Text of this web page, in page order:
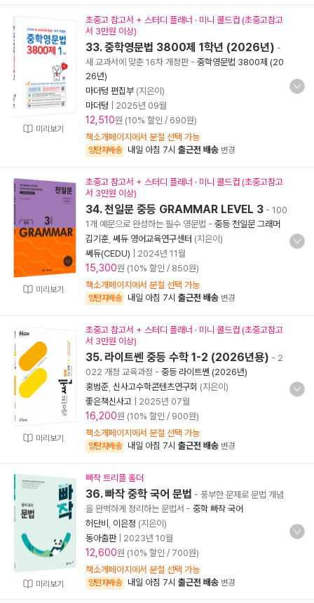
미리보기
초중고 참고서 + 스터디 플래너 · 미니 콜드컵 (초중고참고
서 3만원 이상)
33. 중학영문법 3800제 1학년 (2026년) -
새 교과서에 맞춘 16차 개정판- 중학영문법 3800제 (20
26년)
마더텅 편집부 (지은이)
마더텅
2025년 09월
12,510원 (10% 할인 / 690원)
책소개페이지에서 분철 선택 가능
양탄자배송 내일 아침 7시 출근전 배송 변경
미리보기
초중고 참고서 + 스터디 플래너 · 미니 콜드컵 (초중고참고
서 3만원 이상)
34. 천일문 중등 GRAMMAR LEVEL 3 - 100
1개 예문으로 완성하는 필수 영문법 - 중등 천일문 그래머
김기훈 쎄듀 영어교육연구센터 (지은이)
쎄듀(CEDU)
2024년 11월
15,300원 (10% 할인 / 850원)
책소개페이지에서 분철 선택 가능
양탄자배송 내일 아침 7시 출근전 배송 변경
미리보기
초중고 참고서 + 스터디 플래너 · 미니 콜드컵 (초중고참고
서 3만원 이상)
35. 라이트쎈 중등 수학 1-2 (2026년용) - 2
022 개정 교육과정 - 중등 라이트쎈 (2026년)
홍범준 신사고수학콘텐츠연구회 (지은이)
좋은책신사고
2025년 07월
16,200원 (10% 할인 / 900원)
책소개페이지에서 분철 선택 가능
양탄자배송 내일 아침 7시 출근전 배송 변경
미리보기
빠작 트리플 홀더
36. 빠작 중학 국어 문법 - 풍부한 문제로 문법 개념
을 완벽하게 정리하는 문법서 - 중학 빠작 국어
허단비
이은정 (지은이)
동아출판| 2023년 10월
12,600원 (10% 할인 / 700원)
책소개페이지에서 분철 선택 가능
양탄자배송 내일 아침 7시 출근전 배송 변경